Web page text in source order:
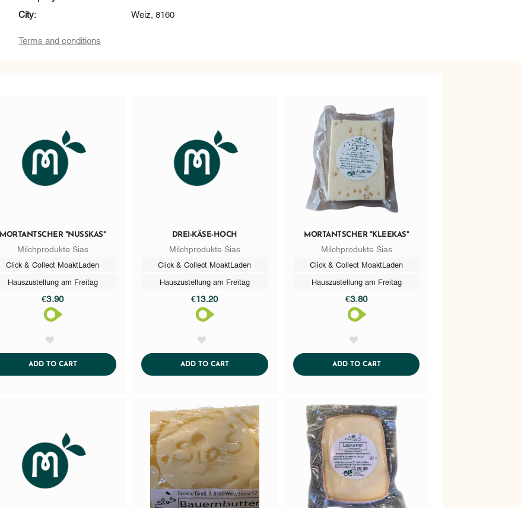
City: Weiz, 8160
Terms and conditions
MORTANTSCHER "NUSSKAS"
Milchprodukte Sias
Click & Collect MoaktLaden
Hauszustellung am Freitag
€3.90
ADD TO CARTADDTOCART
DREI-KÄSE-HOCH
Milchprodukte Sias
Click & Collect MoaktLaden
Hauszustellung am Freitag
€13.20
ADD TO CARTADDTOCART
MORTANTSCHER "KLEEKAS"
Milchprodukte Sias
Click & Collect MoaktLaden
Hauszustellung am Freitag
€3.80
ADD TO CARTADDTOCART